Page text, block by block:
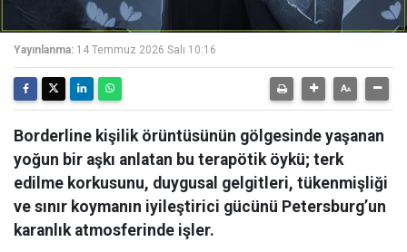
Yayınlanma: 14 Temmuz 2026 Salı 10:16
Borderline kişilik örüntüsünün gölgesinde yaşanan
yoğun bir aşkı anlatan bu terapötik öykü; terk
edilme korkusunu, duygusal gelgitleri, tükenmişliği
ve sınır koymanın iyileştirici gücünü Petersburg’un
karanlık atmosferinde işler.